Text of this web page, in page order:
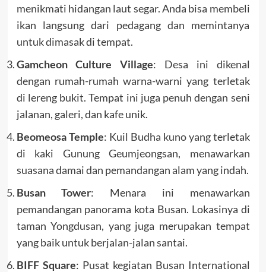
menikmati hidangan laut segar. Anda bisa membeli
ikan langsung dari pedagang dan memintanya
untuk dimasak di tempat.
Gamcheon Culture Village: Desa ini dikenal
dengan rumah-rumah warna-warni yang terletak
di lereng bukit. Tempat ini juga penuh dengan seni
jalanan, galeri, dan kafe unik.
Beomeosa Temple: Kuil Budha kuno yang terletak
di kaki Gunung Geumjeongsan, menawarkan
suasana damai dan pemandangan alam yang indah.
Busan Tower: Menara ini menawarkan
pemandangan panorama kota Busan. Lokasinya di
taman Yongdusan, yang juga merupakan tempat
yang baik untuk berjalan-jalan santai.
BIFF Square: Pusat kegiatan Busan International